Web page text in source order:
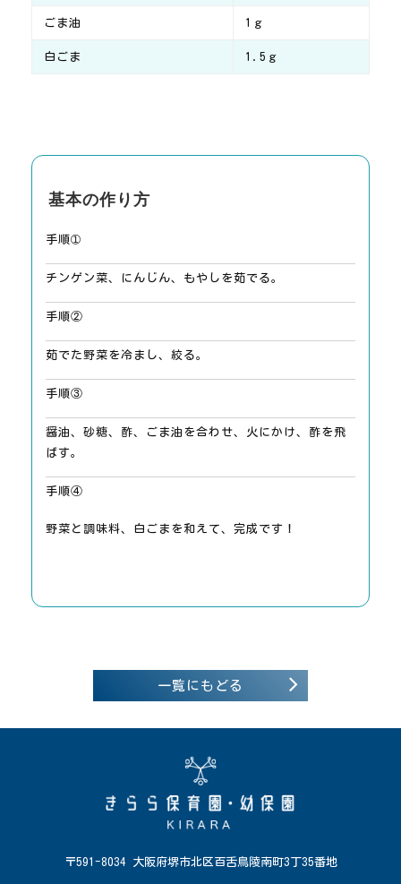
ごま油 1ｇ
白ごま 1.5ｇ
基本の作り方
手順➀
チンゲン菜、にんじん、もやしを茹でる。
手順②
茹でた野菜を冷まし、絞る。
手順③
醤油、砂糖、酢、ごま油を合わせ、火にかけ、酢を飛
ばす。
手順④
野菜と調味料、白ごまを和えて、完成です！
一覧にもどる
〒591-8034 大阪府堺市北区百舌鳥陵南町3丁35番地